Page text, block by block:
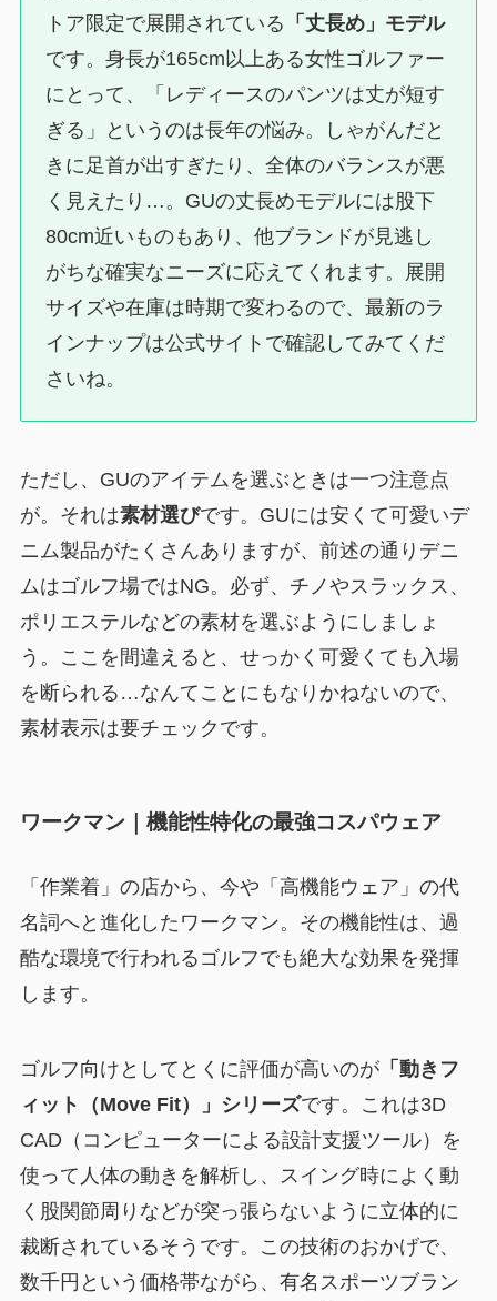
トア限定で展開されている 「丈長め」モデル
です。身長が165cm以上ある女性ゴルファー
にとって、「レディースのパンツは丈が短す
ぎる」というのは長年の悩み。しゃがんだと
きに足首が出すぎたり、全体のバランスが悪
く見えたり…。GUの丈長めモデルには股下
80cm近いものもあり、他ブランドが見逃し
がちな確実なニーズに応えてくれます。展開
サイズや在庫は時期で変わるので、最新のラ
インナップは公式サイトで確認してみてくだ
さいね。
ただし、GUのアイテムを選ぶときは一つ注意点
が。それは素材選びです。GUには安くて可愛いデ
ニム製品がたくさんありますが、前述の通りデニ
ムはゴルフ場ではNG。必ず、チノやスラックス、
ポリエステルなどの素材を選ぶようにしましょ
う。ここを間違えると、せっかく可愛くても入場
を断られる…なんてことにもなりかねないので、
素材表示は要チェックです。
ワークマン｜機能性特化の最強コスパウェア
「作業着」の店から、今や「高機能ウェア」の代
名詞へと進化したワークマン。その機能性は、過
酷な環境で行われるゴルフでも絶大な効果を発揮
します。
ゴルフ向けとしてとくに評価が高いのが「動きフ
ィット（Move Fit）」シリーズです。これは3D
CAD（コンピューターによる設計支援ツール）を
使って人体の動きを解析し、スイング時によく動
く股関節周りなどが突っ張らないように立体的に
裁断されているそうです。この技術のおかげで、
数千円という価格帯ながら、有名スポーツブラン